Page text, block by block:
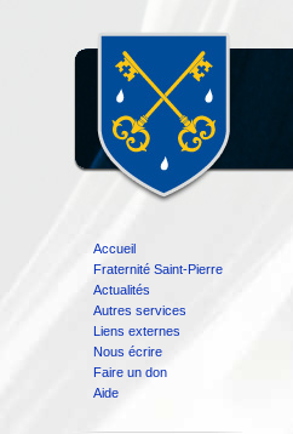
Accueil
Fraternité Saint-Pierre
Actualités
Autres services
Liens externes
Nous écrire
Faire un don
Aide